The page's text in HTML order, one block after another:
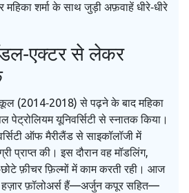
महिका शर्मा के साथ जुड़ी अफ़वाहें धीरे‑धीरे
से लेकर
(2014‑2018) से पढ़ने के बाद महिका
पेट्रोलियम यूनिवर्सिटी से स्नातक किया।
ऑफ मैरीलैंड से साइकॉलॉजी में
प्राप्त की। इस दौरान वह मॉडलिंग,
फ़ीचर फ़िल्मों में काम करती रही। आज
हज़ार फ़ॉलोअर्स हैं—अर्जुन कपूर सहित—